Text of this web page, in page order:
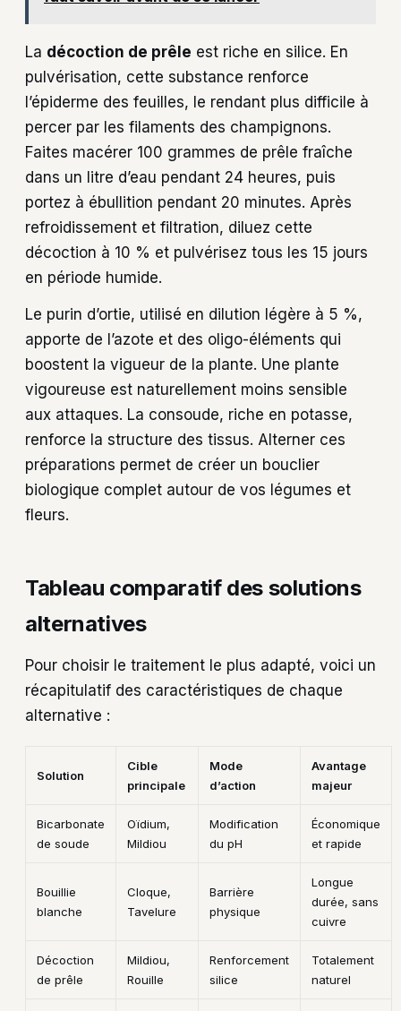
La décoction de prêle est riche en silice. En
pulvérisation, cette substance renforce
l’épiderme des feuilles, le rendant plus difficile à
percer par les filaments des champignons.
Faites macérer 100 grammes de prêle fraîche
dans un litre d’eau pendant 24 heures, puis
portez à ébullition pendant 20 minutes. Après
refroidissement et filtration, diluez cette
décoction à 10 % et pulvérisez tous les 15 jours
en période humide.
Le purin d’ortie, utilisé en dilution légère à 5 %,
apporte de l’azote et des oligo-éléments qui
boostent la vigueur de la plante. Une plante
vigoureuse est naturellement moins sensible
aux attaques. La consoude, riche en potasse,
renforce la structure des tissus. Alterner ces
préparations permet de créer un bouclier
biologique complet autour de vos légumes et
fleurs.
Tableau comparatif des solutions
alternatives
Pour choisir le traitement le plus adapté, voici un
récapitulatif des caractéristiques de chaque
alternative :
Solution
Cible
principale
Mode
d’action
Avantage
majeur
Bicarbonate
de soude
Oïdium,
Mildiou
Modification
du pH
Économique
et rapide
Bouillie
blanche
Cloque,
Tavelure
Barrière
physique
Longue
durée, sans
cuivre
Décoction
de prêle
Mildiou,
Rouille
Renforcement
silice
Totalement
naturel